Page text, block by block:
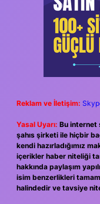
Reklam ve İletişim:
Yasal Uyarı: Bu internet
şahıs şirketi ile hiçbir
kendi hazırladığımız
içerikler haber niteliği
hakkında paylaşım
isim benzerlikleri
halindedir ve tavsiye